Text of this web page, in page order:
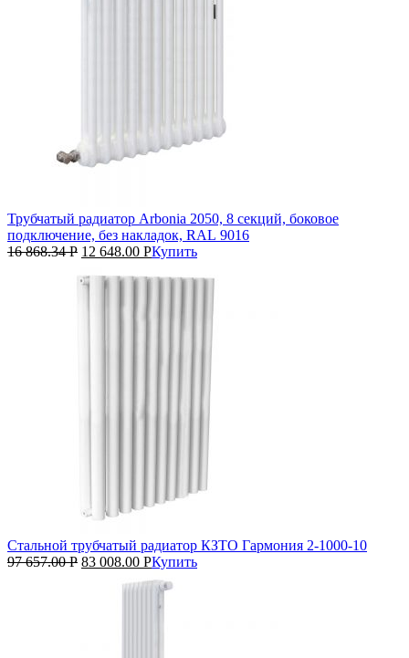
Трубчатый радиатор Arbonia 2050, 8 секций, боковое
подключение, без накладок, RAL 9016
16 868.34Р 12 648.00 РКупить
Стальной трубчатый радиатор КЗТО Гармония 2‑1000‑10
97 657.00Р 83 008.00 РКупить